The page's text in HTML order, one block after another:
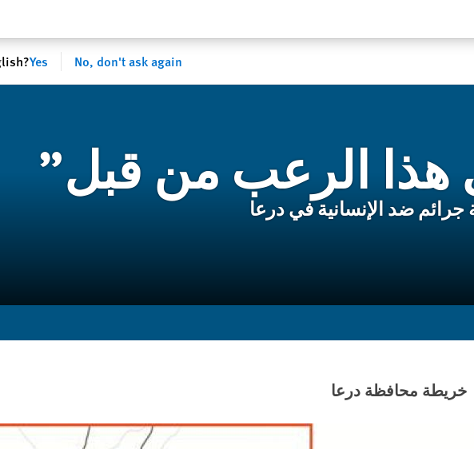
Yes No, don't ask again
هذا الرعب من قبل”
ضد الإنسانية في درعا
خريطة محافظة درعا